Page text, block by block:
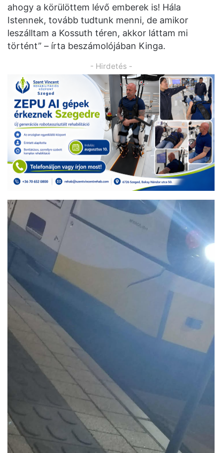
ahogy a körülöttem lévő emberek is! Hála
Istennek, tovább tudtunk menni, de amikor
leszálltam a Kossuth téren, akkor láttam mi
történt” – írta beszámolójában Kinga.
- Hirdetés -